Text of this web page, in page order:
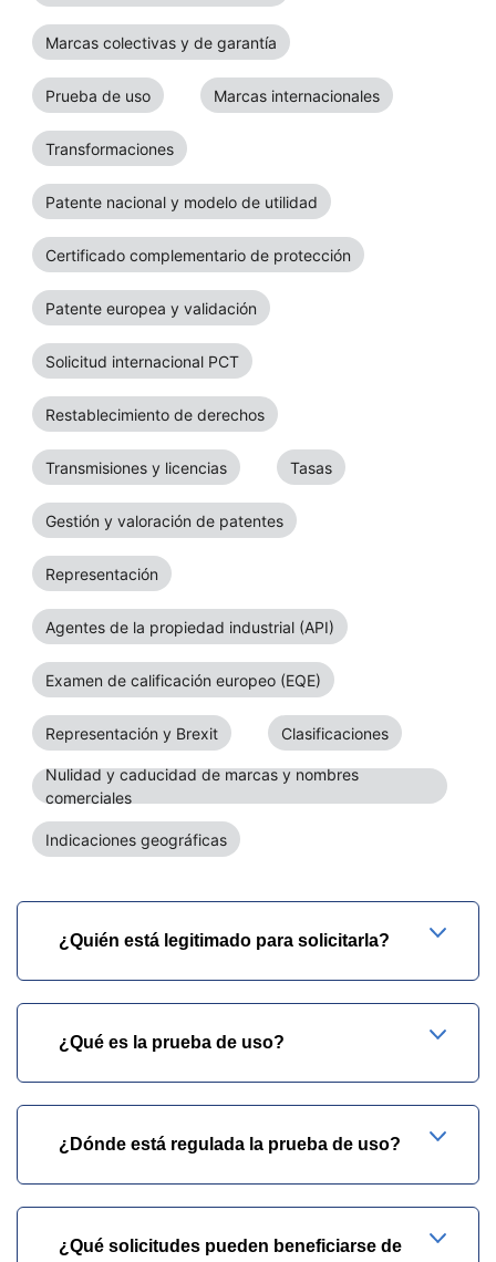
Marcas colectivas y de garantía
Prueba de uso Marcas internacionales
Transformaciones
Patente nacional y modelo de utilidad
Certificado complementario de protección
Patente europea y validación
Solicitud internacional PCT
Restablecimiento de derechos
Transmisiones y licencias Tasas
Gestión y valoración de patentes
Representación
Agentes de la propiedad industrial (API)
Examen de calificación europeo (EQE)
Representación y Brexit Clasificaciones
Nulidad y caducidad de marcas y nombres
comerciales
Indicaciones geográficas
¿Quién está legitimado para solicitarla?
¿Qué es la prueba de uso?
¿Dónde está regulada la prueba de uso?
¿Qué solicitudes pueden beneficiarse de